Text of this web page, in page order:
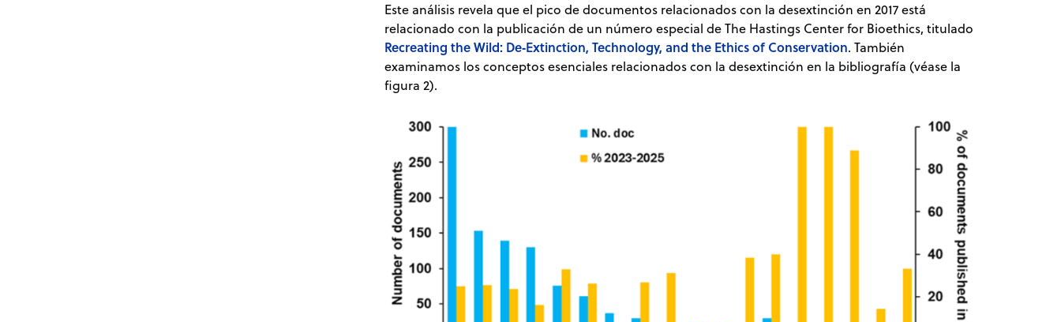
Este análisis revela que el pico de documentos relacionados con la desextinción en 2017 está
relacionado con la publicación de un número especial de The Hastings Center for Bioethics, titulado
Recreating the Wild: De‐Extinction, Technology, and the Ethics of Conservation. También
examinamos los conceptos esenciales relacionados con la desextinción en la bibliografía (véase la
figura 2).